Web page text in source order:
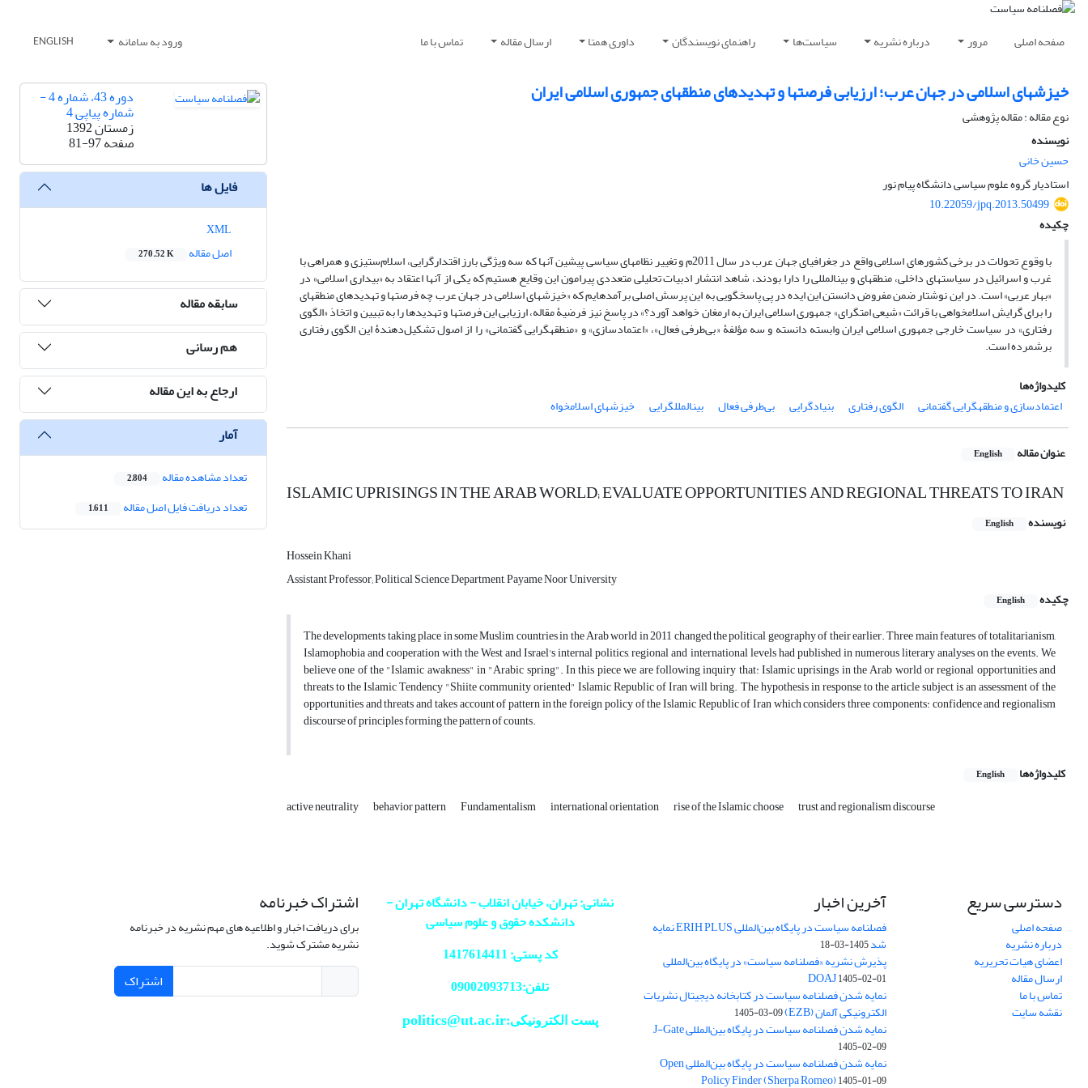
صفحه اصلی مرور درباره نشریه سیاست‌ها راهنمای نویسندگان داوری همتا ارسال مقاله تماس با ما ورود به سامانه ENGLISH
خیزش‏های اسلامی در جهان عرب؛ ارزیابی فرصت‏ها و تهدیدهای منطقه‏ای جمهوری اسلامی ایران
نوع مقاله : مقاله پژوهشی
نویسنده
حسین خانی
استادیار گروه علوم سیاسی دانشگاه پیام نور
10.22059/jpq.2013.50499
چکیده
با وقوع تحولات در برخی کشورهای اسلامی واقع در جغرافیای جهان عرب در سال 2011م و تغییر نظام‏های سیاسی پیشین آنها که سه ویژگی بارز اقتدارگرایی، اسلام‌ستیزی و همراهی با
غرب و اسرائیل در سیاست‏های داخلی، منطقه‏ای و بین‏المللی را دارا بودند، شاهد انتشار ادبیات تحلیلی متعددی پیرامون این وقایع هستیم که یکی از آنها اعتقاد به «بیداری اسلامی» در
«بهار عربی» است. در این نوشتار ضمن مفروض دانستن این ایده در پی پاسخ‏گویی به این پرسش اصلی برآمده‏ایم که «خیزش‏های اسلامی در جهان عرب چه فرصت‏ها و تهدیدهای منطقه‏ای
را برای گرایش اسلام‏خواهی با قرائت «شیعی امت‏گرای» جمهوری اسلامی ایران به ارمغان خواهد آورد؟» در پاسخ نیز فرضیۀ مقاله، ارزیابی این فرصت‏ها و تهدیدها را به تبیین و اتخاذ «الگوی
رفتاری» در سیاست خارجی جمهوری اسلامی ایران وابسته دانسته و سه مؤلفۀ «بی‌طرفی فعال»، «اعتمادسازی» و «منطقه‏گرایی گفتمانی» را از اصول تشکیل‌دهندۀ این الگوی رفتاری
بر‌شمرده است.
کلیدواژه‌ها
اعتمادسازی و منطقه‏گرایی گفتمانی
الگوی رفتاری بنیادگرایی بی‌طرفی فعال بین‏الملل‏گرایی خیزش‏های اسلام‏خواه
عنوان مقاله English
ISLAMIC UPRISINGS IN THE ARAB WORLD; EVALUATE OPPORTUNITIES AND REGIONAL THREATS TO IRAN
نویسنده English
Hossein Khani
Assistant Professor; Political Science Department, Payame Noor University
چکیده
English
The developments taking place in some Muslim countries in the Arab world in 2011 changed the political geography of their earlier. Three main features of totalitarianism,
Islamophobia and cooperation with the West and Israel's internal politics, regional and international levels had published in numerous literary analyses on the events. We
believe one of the "Islamic awakness" in "Arabic spring". In this piece we are following inquiry that: Islamic uprisings in the Arab world or regional opportunities and
threats to the Islamic Tendency "Shiite community oriented" Islamic Republic of Iran will bring. The hypothesis in response to the article subject is an assessment of the
opportunities and threats and takes account of pattern in the foreign policy of the Islamic Republic of Iran which considers three components: confidence and regionalism
discourse of principles forming the pattern of counts.
کلیدواژه‌ها English
active neutrality behavior pattern Fundamentalism international orientation rise of the Islamic choose trust and regionalism discourse
دوره 43، شماره 4 -
شماره پیاپی 4
زمستان 1392
صفحه81-97
فایل ها
اصل مقاله
270.52 K
سابقه مقاله
هم رسانی
ارجاع به این مقاله
آمار
تعداد مشاهده مقاله 2,804
تعداد دریافت فایل اصل مقاله 1,611
دسترسی سریع
صفحه اصلی
درباره نشریه
اعضای هیات تحریریه
ارسال مقاله
تماس با ما
نقشه سایت
آخرین اخبار
فصلنامه سیاست در پایگاه بین‌المللی ERIH PLUS نمایه
شد1405-03-18
پذیرش نشریه «فصلنامه سیاست» در پایگاه بین‌المللی
DOAJ1405-02-01
نمایه شدن فصلنامه سیاست در کتابخانه دیجیتال نشریات
الکترونیکی آلمان (EZB) 1405-03-09
نمایه شدن فصلنامه سیاست در پایگاه بین‌المللی J-Gate
1405-02-09
نمایه شدن فصلنامه سیاست در پایگاه بین‌المللی Open
Policy Finder (Sherpa Romeo)1405-01-09
نشانی: تهران، خیابان انقلاب - دانشگاه تهران -
دانشکده حقوق و علوم سیاسی
کد پستی: 1417614411
تلفن:09002093713
پست الکترونیکی:politics@ut.ac.ir
اشتراک خبرنامه
برای دریافت اخبار و اطلاعیه های مهم نشریه در خبرنامه
نشریه مشترک شوید.
اشتراک